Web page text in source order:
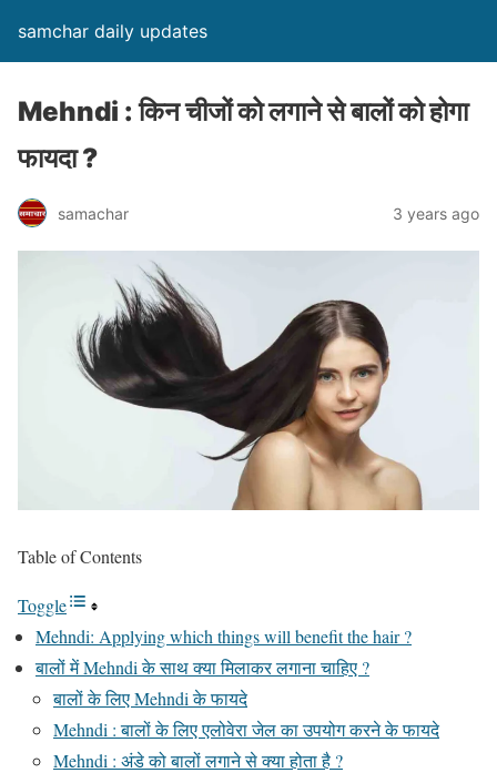
samchar daily updates
Mehndi : किन चीजों को लगाने से बालों को होगा
फायदा ?
samachar 3 years ago
Table of Contents
Toggle
Mehndi: Applying which things will benefit the hair ?
बालों में Mehndi के साथ क्या मिलाकर लगाना चाहिए ?
बालों के लिए Mehndi के फायदे
Mehndi : बालों के लिए एलोवेरा जेल का उपयोग करने के फायदे
Mehndi : अंडे को बालों लगाने से क्या होता है ?